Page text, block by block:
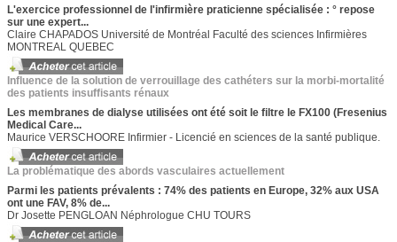
L'exercice professionnel de l'infirmière praticienne spécialisée : ° repose
sur une expert...
Claire CHAPADOS Université de Montréal Faculté des sciences Infirmières
MONTREAL QUEBEC
Influence de la solution de verrouillage des cathéters sur la morbi-mortalité
des patients insuffisants rénaux
Les membranes de dialyse utilisées ont été soit le filtre le FX100 (Fresenius
Medical Care...
Maurice VERSCHOORE Infirmier - Licencié en sciences de la santé publique.
La problématique des abords vasculaires actuellement
Parmi les patients prévalents : 74% des patients en Europe, 32% aux USA
ont une FAV, 8% de...
Dr Josette PENGLOAN Néphrologue CHU TOURS